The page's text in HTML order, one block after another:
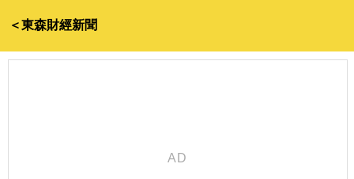
＜東森財經新聞